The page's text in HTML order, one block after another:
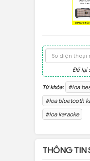
Để lại
Từ khóa: #loa
#loa bluetooth
#loa karaoke
THÔNG TIN